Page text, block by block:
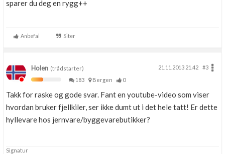
sparer du deg en rygg++
Anbefal Siter
Holen (trådstarter) 21.11.2013 21.42
#3
183
Bergen 0
Takk for raske og gode svar. Fant en youtube-video som viser
hvordan bruker fjellkiler, ser ikke dumt ut i det hele tatt! Er dette
hyllevare hos jernvare/byggevarebutikker?
Signatur